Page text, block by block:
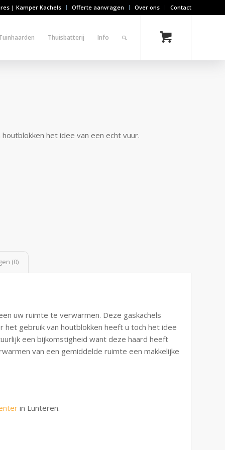
| Kamper Kachels Offerte aanvragen Over ons Contact
Thuisbatterij Info
het idee van een echt vuur.
(0)
uw ruimte te verwarmen. Deze gaskachels
gebruik van houtblokken heeft u toch het idee
een bijkomstigheid want deze haard heeft
van een gemiddelde ruimte een makkelijke
in Lunteren.